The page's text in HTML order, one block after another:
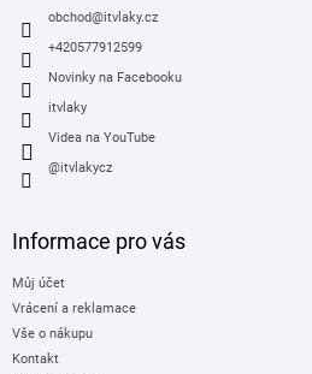
obchod@itvlaky.cz
+420577912599
Novinky na Facebooku
itvlaky
Videa na YouTube
@itvlakycz
Informace pro vás
Můj účet
Vrácení a reklamace
Vše o nákupu
Kontakt